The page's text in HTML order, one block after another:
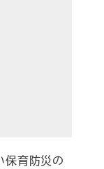
育防災の